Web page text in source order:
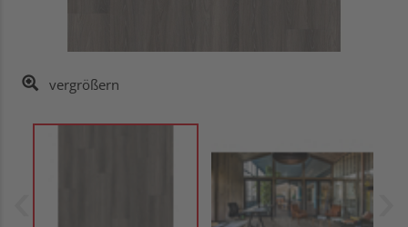
vergrößern